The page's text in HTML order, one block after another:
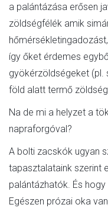
a palántázása erősen
zöldségfélék amik
így őket érdemes
gyökérzöldségeket (pl.
föld alatt termő
Na de mi a helyzet a
napraforgóval?
A bolti zacskók ugyan
tapasztalataink szerint
palántázhatók. És
Egészen prózai oka